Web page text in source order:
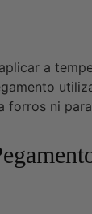
a
forros ni